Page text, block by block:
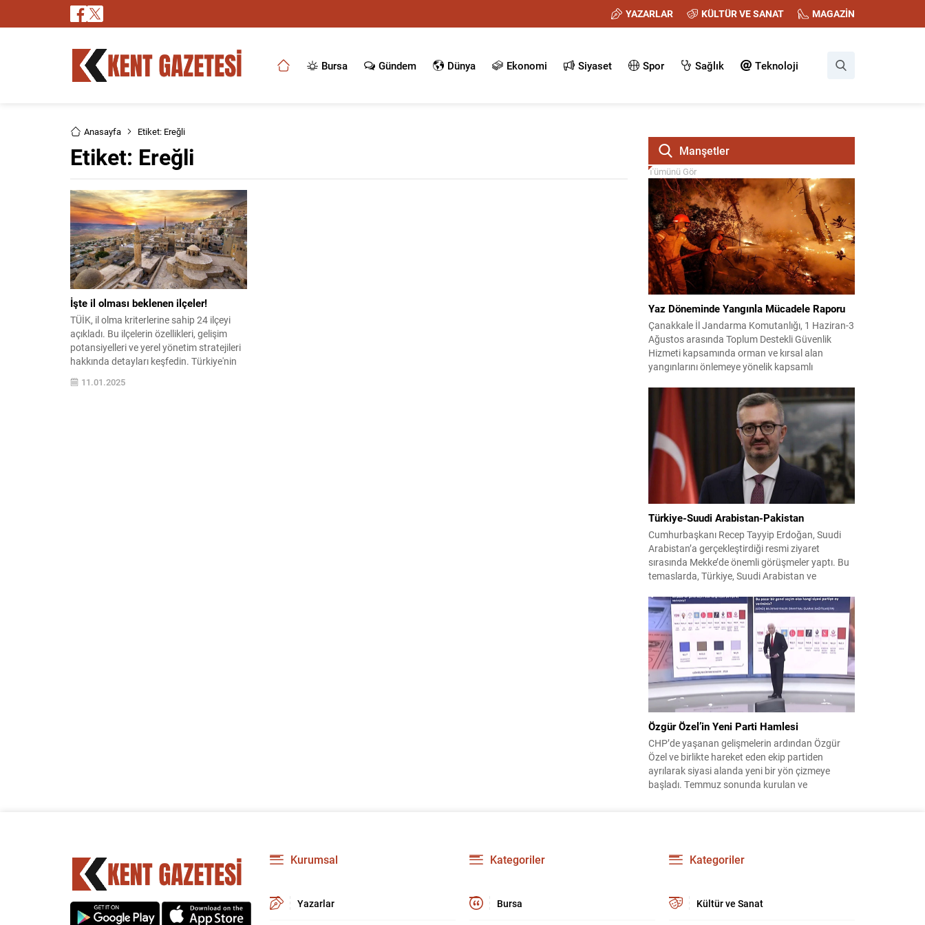
YAZARLAR KÜLTÜR VE SANAT MAGAZİN
Bursa Gündem Dünya Ekonomi Siyaset Spor Sağlık Teknoloji
Anasayfa Etiket: Ereğli
Etiket: Ereğli
İşte il olması beklenen ilçeler!
TÜİK, il olma kriterlerine sahip 24 ilçeyi
açıkladı. Bu ilçelerin özellikleri, gelişim
potansiyelleri ve yerel yönetim stratejileri
hakkında detayları keşfedin. Türkiye'nin
geleceği için bu ilçelerin önemi nedir?
11.01.2025
Manşetler
Tümünü Gör
Yaz Döneminde Yangınla Mücadele Raporu
Çanakkale İl Jandarma Komutanlığı, 1 Haziran-3
Ağustos arasında Toplum Destekli Güvenlik
Hizmeti kapsamında orman ve kırsal alan
yangınlarını önlemeye yönelik kapsamlı
görev yapan 178 tim ve 742 personel, sahada
aktif olarak halkı bilinçlendirdi ve denetim
faaliyetleri gerçekleştirdi. Faaliyetler esnasında
bin 315 biçerdöver ve balya...
Türkiye-Suudi Arabistan-Pakistan
Cumhurbaşkanı Recep Tayyip Erdoğan, Suudi
Arabistan’a gerçekleştirdiği resmi ziyaret
sırasında Mekke’de önemli görüşmeler yaptı. Bu
temaslarda, Türkiye, Suudi Arabistan ve
birliği çerçevesi oluşturuldu. Ziyaretin en somut
çıktısı, üç ülkenin imza attığı Mekke Ortak
Savunma Anlaşması oldu. Anlaşma; ortak
güvenlik yaklaşımıyla bölgesel barış, istikrar...
Özgür Özel’in Yeni Parti Hamlesi
CHP’de yaşanan gelişmelerin ardından Özgür
Özel ve birlikte hareket eden ekip partiden
ayrılarak siyasi alanda yeni bir yön çizmeye
başladı. Temmuz sonunda kurulan ve
bulduğu iddiaları gündemi...
Kurumsal
Yazarlar
Kategoriler
Bursa
Kategoriler
Kültür ve Sanat